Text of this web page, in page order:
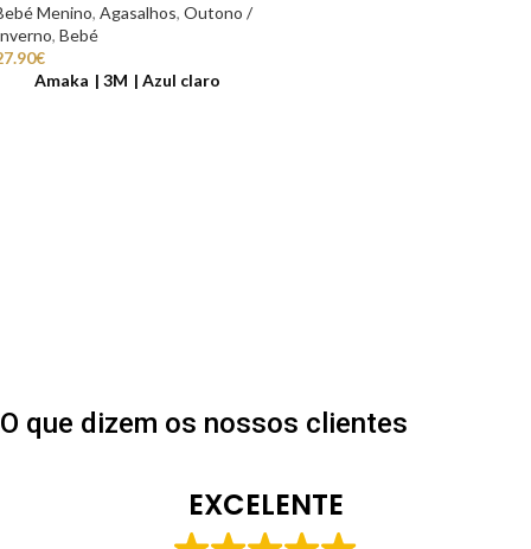
Menino, Agasalhos, Outono /
, Bebé
€
Amaka
3M Azul claro
O que dizem os nossos clientes
EXCELENTE